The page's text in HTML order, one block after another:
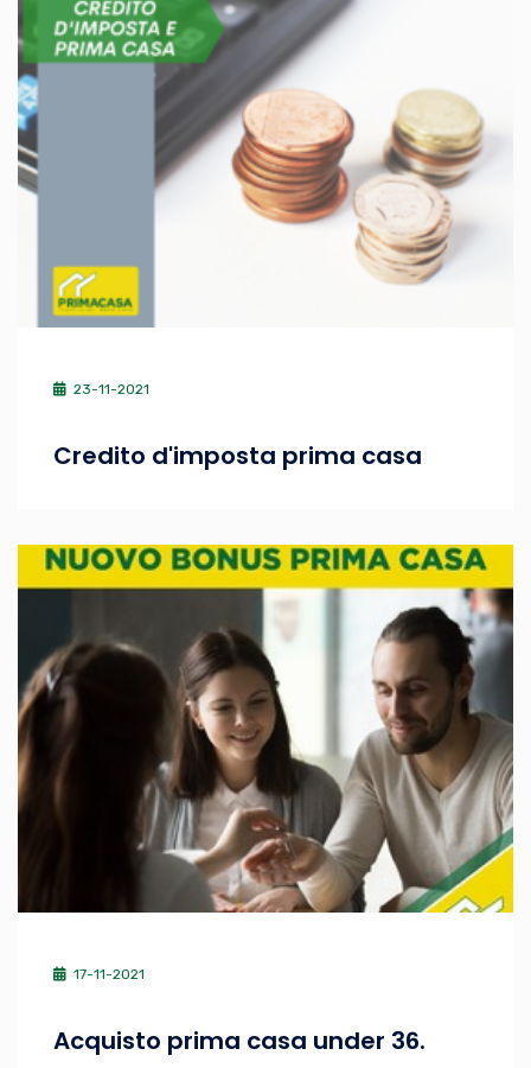
23-11-2021
Credito d'imposta prima casa
17-11-2021
Acquisto prima casa under 36.